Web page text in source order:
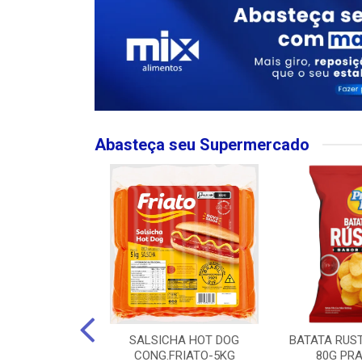
Abasteça seu Supermercado
SALSICHA HOT DOG
CONG.FRIATO-5KG
BATATA
80G